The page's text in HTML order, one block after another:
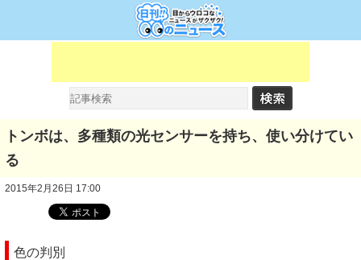
トンボは、多種類の光センサーを持ち、使い分けてい
る
2015年2月26日 17:00
色の判別